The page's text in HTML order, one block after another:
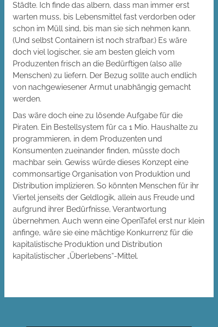
Städte. Ich finde das albern, dass man immer erst
warten muss, bis Lebensmittel fast verdorben oder
schon im Müll sind, bis man sie sich nehmen kann.
(Und selbst Containern ist noch strafbar.) Es wäre
doch viel logischer, sie am besten gleich vom
Produzenten frisch an die Bedürftigen (also alle
Menschen) zu liefern. Der Bezug sollte auch endlich
von nachgewiesener Armut unabhängig gemacht
werden.
Das wäre doch eine zu lösende Aufgabe für die
Piraten. Ein Bestellsystem für ca 1 Mio. Haushalte zu
programmieren, in dem Produzenten und
Konsumenten zueinander finden, müsste doch
machbar sein. Gewiss würde dieses Konzept eine
commonsartige Organisation von Produktion und
Distribution implizieren. So könnten Menschen für ihr
Viertel jenseits der Geldlogik, allein aus Freude und
aufgrund ihrer Bedürfnisse, Verantwortung
übernehmen. Auch wenn eine OpenTafel erst nur klein
anfinge, wäre sie eine mächtige Konkurrenz für die
kapitalistische Produktion und Distribution
kapitalistischer „Überlebens“-Mittel.